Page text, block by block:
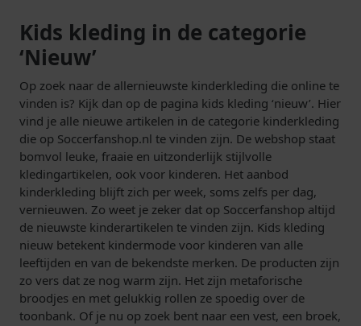
Kids kleding in de categorie
‘Nieuw’
Op zoek naar de allernieuwste kinderkleding die online te
vinden is? Kijk dan op de pagina kids kleding ‘nieuw’. Hier
vind je alle nieuwe artikelen in de categorie kinderkleding
die op Soccerfanshop.nl te vinden zijn. De webshop staat
bomvol leuke, fraaie en uitzonderlijk stijlvolle
kledingartikelen, ook voor kinderen. Het aanbod
kinderkleding blijft zich per week, soms zelfs per dag,
vernieuwen. Zo weet je zeker dat op Soccerfanshop altijd
de nieuwste kinderartikelen te vinden zijn. Kids kleding
nieuw betekent kindermode voor kinderen van alle
leeftijden en van de bekendste merken. De producten zijn
zo vers dat ze nog warm zijn. Het zijn metaforische
broodjes en met gelukkig rollen ze spoedig over de
toonbank. Of je nu op zoek bent naar een vest, een broek,